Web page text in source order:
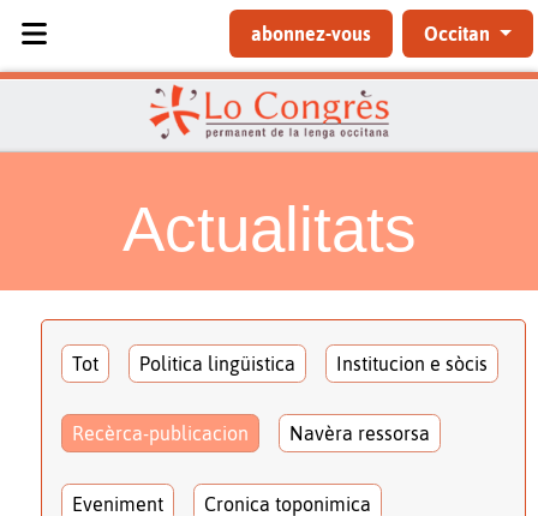
abonnez-vous Occitan
Actualitats
Tot Politica lingüistica Institucion e sòcis
Recèrca-publicacion Navèra ressorsa
Eveniment Cronica toponimica